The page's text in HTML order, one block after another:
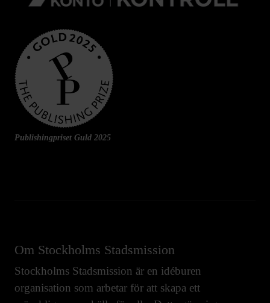
Publishingpriset Guld 2025
Om Stockholms Stadsmission
Stockholms Stadsmission är en idéburen
organisation som arbetar för att skapa ett